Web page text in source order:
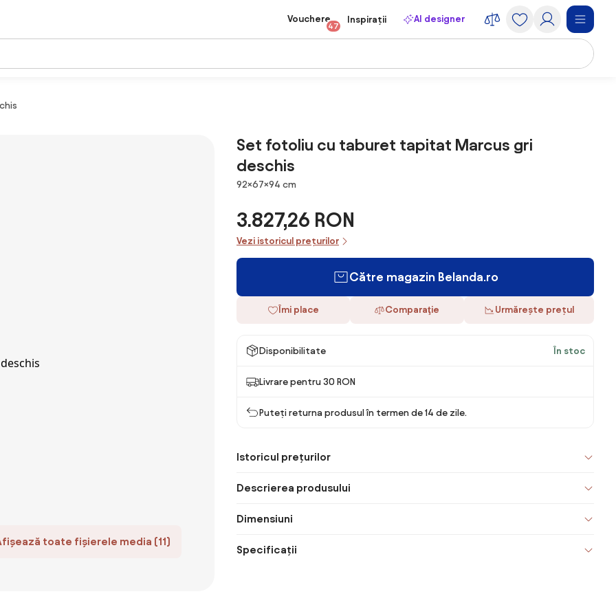
Vouchere
47
Inspirații AI designer
toate fișierele media (11)
Set fotoliu cu taburet tapitat Marcus gri
deschis
Dimensiuni
92×67×94 cm
3.827,26 RON
Vezi istoricul prețurilor
Către magazin Belanda.ro
Îmi place Comparaţie Urmărește prețul
Disponibilitate În stoc
Livrare pentru 30 RON
Puteți returna produsul în termen de 14 de zile.
Istoricul prețurilor
Descrierea produsului
Dimensiuni
Specificații